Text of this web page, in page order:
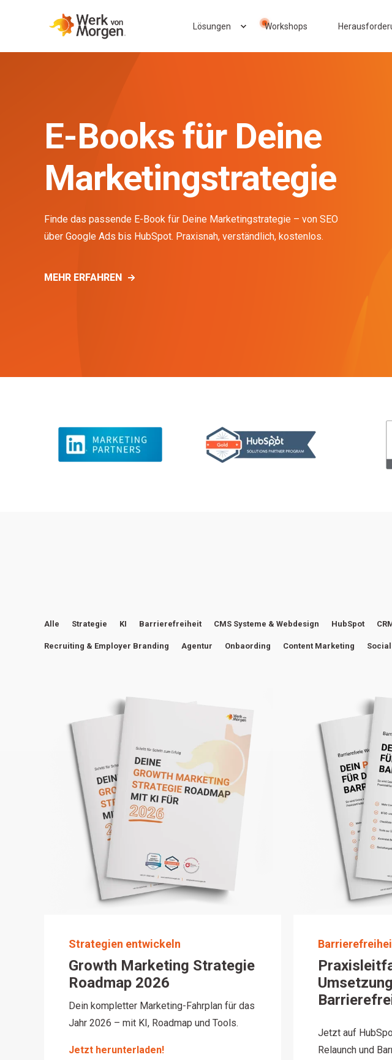
Lösungen Workshops
E-Books für Deine
Marketingstrategie
Finde das passende E-Book für Deine Marketingstrategie – von SEO
über Google Ads bis HubSpot. Praxisnah, verständlich, kostenlos.
MEHR ERFAHREN
Alle Strategie KI Barrierefreiheit CMS Systeme & Webdesign HubSpot
Recruiting & Employer Branding Agentur Onbaording Content Marketing
Strategien entwickeln
Growth Marketing Strategie
Roadmap 2026
Dein kompletter Marketing-Fahrplan für das
Jahr 2026 – mit KI, Roadmap und Tools.
Jetzt herunterladen!
Jetzt auf
Relaunch und